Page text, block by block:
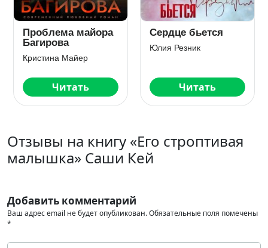
Вне зоны доступа
Юлия Резник
Читать
Сбежать от зверя
Анна Владимирова
Читать
Отзывы на книгу «Его строптивая
малышка» Саши Кей
Добавить комментарий
Ваш адрес email не будет опубликован.Обязательные поля помечены
*